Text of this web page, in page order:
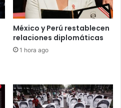
México y Perú restablecen
relaciones diplomáticas
1 hora ago